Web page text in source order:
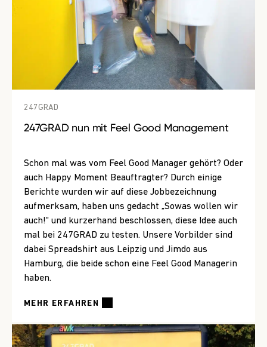
247GRAD
247GRAD nun mit Feel Good Management
Schon mal was vom Feel Good Manager gehört? Oder
auch Happy Moment Beauftragter? Durch einige
Berichte wurden wir auf diese Jobbezeichnung
aufmerksam, haben uns gedacht „Sowas wollen wir
auch!“ und kurzerhand beschlossen, diese Idee auch
mal bei 247GRAD zu testen. Unsere Vorbilder sind
dabei Spreadshirt aus Leipzig und Jimdo aus
Hamburg, die beide schon eine Feel Good Managerin
haben.
MEHR ERFAHREN